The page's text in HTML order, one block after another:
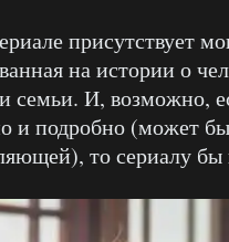
присутствует
на истории о
семьи. И, возможно,
и подробно (может
то сериалу